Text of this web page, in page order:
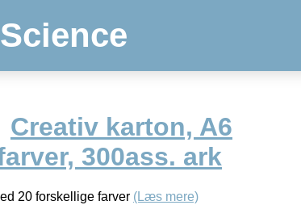
Creativ karton, A6
300ass. ark
20 forskellige farver (Læs mere)